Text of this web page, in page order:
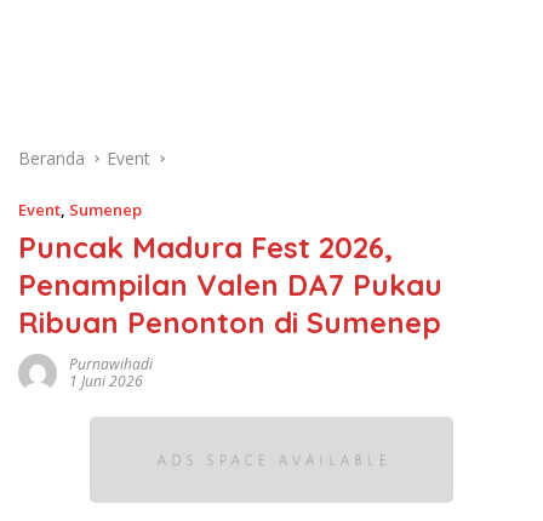
Beranda Event
Event, Sumenep
Puncak Madura Fest 2026,
Penampilan Valen DA7 Pukau
Ribuan Penonton di Sumenep
Purnawihadi
1 Juni 2026